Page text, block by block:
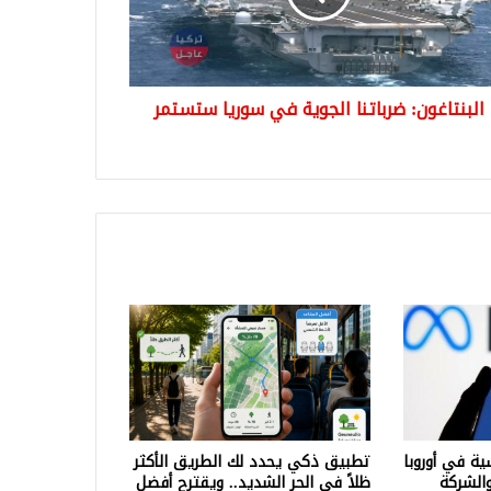
البنتاغون: ضرباتنا الجوية في سوريا ستستمر
في أوروبا تطبيق ذكي يحدد لك الطريق الأكثر
ظلاً في الحر الشديد.. ويقترح أفضل